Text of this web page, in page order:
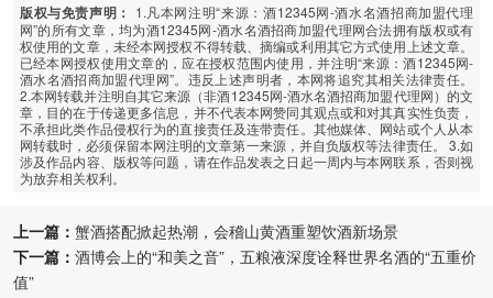
版权与免责声明： 1.凡本网注明“来源：酒12345网-酒水名酒招商加盟代理
网”的所有文章，均为酒12345网-酒水名酒招商加盟代理网合法拥有版权或有
权使用的文章，未经本网授权不得转载、摘编或利用其它方式使用上述文章。
已经本网授权使用文章的，应在授权范围内使用，并注明“来源：酒12345网-
酒水名酒招商加盟代理网”。违反上述声明者，本网将追究其相关法律责任。
2.本网转载并注明自其它来源（非酒12345网-酒水名酒招商加盟代理网）的文
章，目的在于传递更多信息，并不代表本网赞同其观点或和对其真实性负责，
不承担此类作品侵权行为的直接责任及连带责任。其他媒体、网站或个人从本
网转载时，必须保留本网注明的文章第一来源，并自负版权等法律责任。 3.如
涉及作品内容、版权等问题，请在作品发表之日起一周内与本网联系，否则视
为放弃相关权利。
上一篇： 蟹酒搭配掀起热潮，会稽山黄酒重塑饮酒新场景
下一篇： 酒博会上的“和美之音”，五粮液深度诠释世界名酒的“五重价
值”